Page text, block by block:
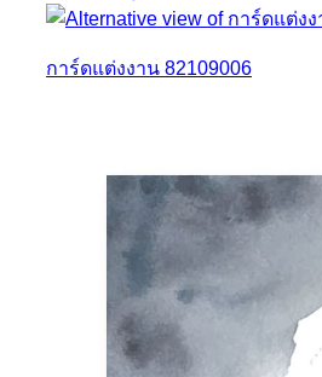
การ์ดแต่งงาน 82109006